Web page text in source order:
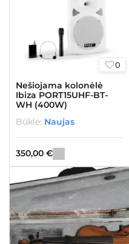
0
Nešiojama kolonėlė
Ibiza PORT15UHF-BT-
WH (400W)
Būklė: Naujas
350,00 €